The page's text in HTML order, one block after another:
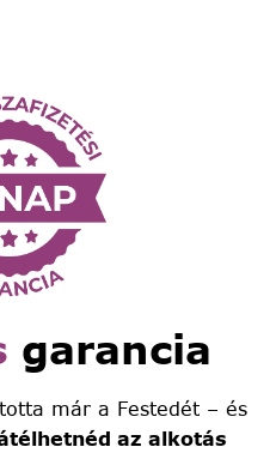
garancia
már a Festedét – és
az alkotás